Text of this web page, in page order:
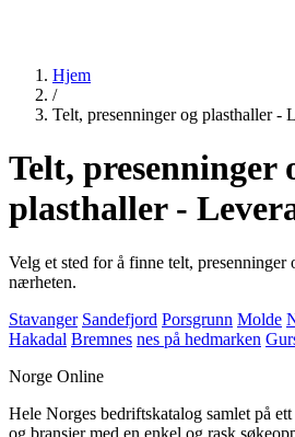
Hjem
/
Telt, presenninger og plasthaller -
Telt, presenninger
plasthaller -
Velg et sted for å finne telt, presenninger
nærheten.
Stavanger Sandefjord Porsgrunn Molde
Hakadal Bremnes nes på hedmarken
Norge Online
Hele Norges bedriftskatalog samlet på
og bransjer med en enkel og rask